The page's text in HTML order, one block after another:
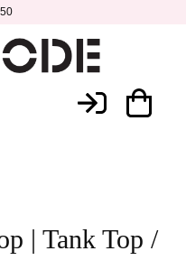
| Tank Top /